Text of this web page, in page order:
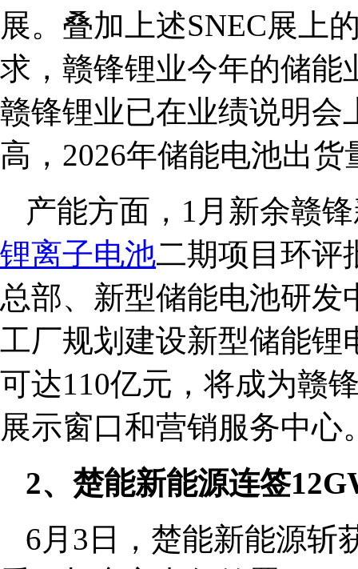
展。叠加上述SNEC展上
求，赣锋锂业今年的储能
赣锋锂业已在业绩说明会
高，2026年储能电池出
产能方面，1月新余赣
锂离子电池二期项目环评
总部、新型储能电池研发
工厂规划建设新型储能锂
可达110亿元，将成为赣
展示窗口和营销服务中心
2、楚能新能源连签
6月3日，楚能新能源斩